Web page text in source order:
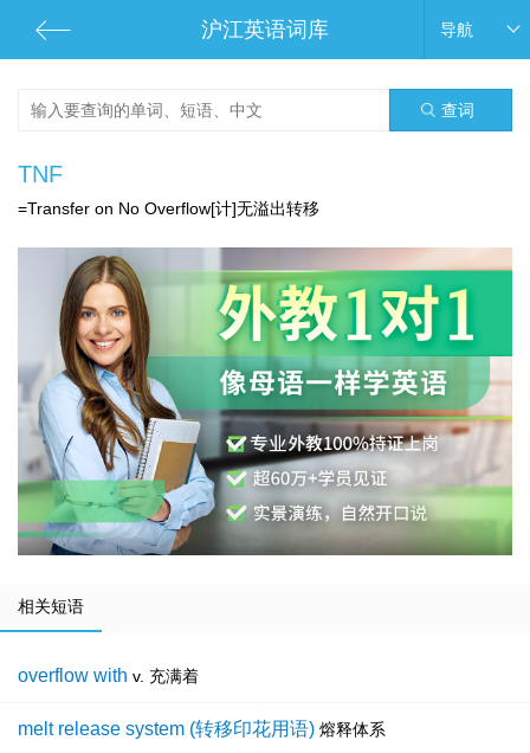
沪江英语词库 导航
查词
TNF
=Transfer on No Overflow[计]无溢出转移
相关短语
overflow with v. 充满着
melt release system (转移印花用语) 熔释体系